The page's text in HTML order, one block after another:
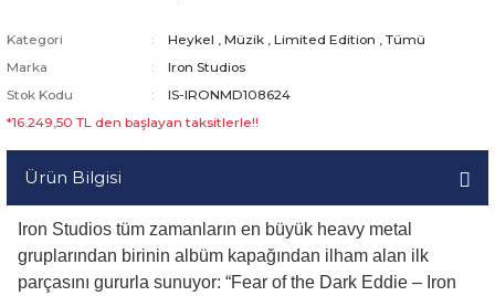
Kategori Heykel , Müzik , Limited Edition , Tümü
Marka
Iron Studios
Stok Kodu
IS-IRONMD108624
*16.249,50 TL den başlayan taksitlerle!!
Ürün Bilgisi
Iron Studios tüm zamanların en büyük heavy metal
gruplarından birinin albüm kapağından ilham alan ilk
parçasını gururla sunuyor: “Fear of the Dark Eddie – Iron